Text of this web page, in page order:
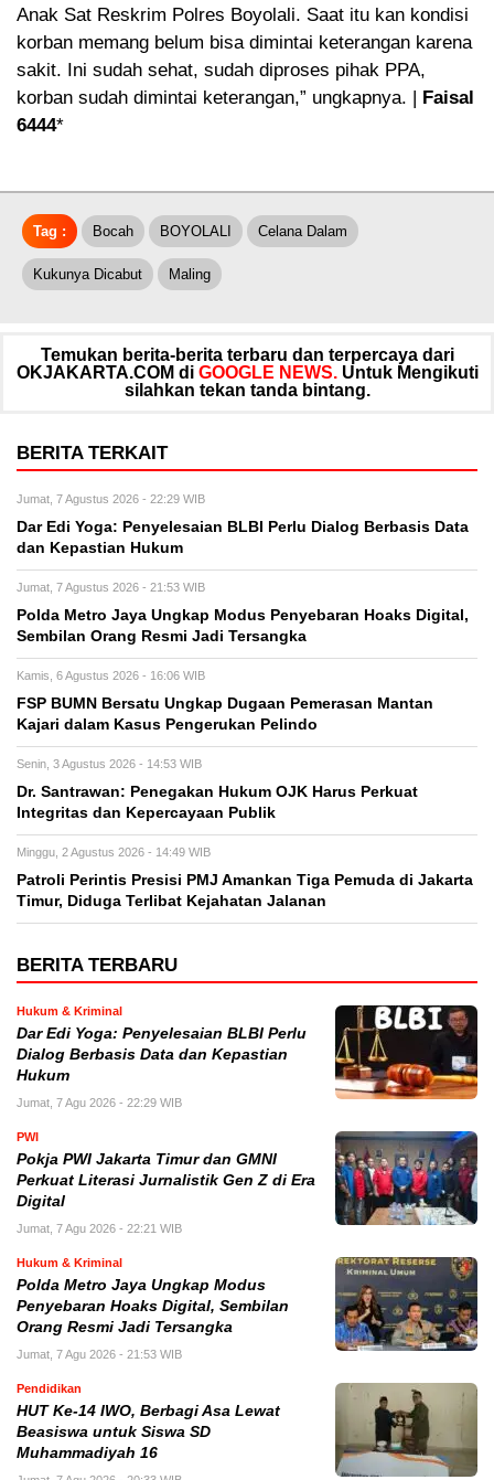
Anak Sat Reskrim Polres Boyolali. Saat itu kan kondisi
korban memang belum bisa dimintai keterangan karena
sakit. Ini sudah sehat, sudah diproses pihak PPA,
korban sudah dimintai keterangan,” ungkapnya. | Faisal
6444*
Tag : Bocah BOYOLALI Celana Dalam
Kukunya Dicabut Maling
Temukan berita-berita terbaru dan terpercaya dari
OKJAKARTA.COM di GOOGLE NEWS. Untuk Mengikuti
silahkan tekan tanda bintang.
BERITA TERKAIT
Jumat, 7 Agustus 2026 - 22:29 WIB
Dar Edi Yoga: Penyelesaian BLBI Perlu Dialog Berbasis Data
dan Kepastian Hukum
Jumat, 7 Agustus 2026 - 21:53 WIB
Polda Metro Jaya Ungkap Modus Penyebaran Hoaks Digital,
Sembilan Orang Resmi Jadi Tersangka
Kamis, 6 Agustus 2026 - 16:06 WIB
FSP BUMN Bersatu Ungkap Dugaan Pemerasan Mantan
Kajari dalam Kasus Pengerukan Pelindo
Senin, 3 Agustus 2026 - 14:53 WIB
Dr. Santrawan: Penegakan Hukum OJK Harus Perkuat
Integritas dan Kepercayaan Publik
Minggu, 2 Agustus 2026 - 14:49 WIB
Patroli Perintis Presisi PMJ Amankan Tiga Pemuda di Jakarta
Timur, Diduga Terlibat Kejahatan Jalanan
BERITA TERBARU
Hukum & Kriminal
Dar Edi Yoga: Penyelesaian BLBI Perlu
Dialog Berbasis Data dan Kepastian
Hukum
Jumat, 7 Agu 2026 - 22:29 WIB
PWI
Pokja PWI Jakarta Timur dan GMNI
Perkuat Literasi Jurnalistik Gen Z di Era
Digital
Jumat, 7 Agu 2026 - 22:21 WIB
Hukum & Kriminal
Polda Metro Jaya Ungkap Modus
Penyebaran Hoaks Digital, Sembilan
Orang Resmi Jadi Tersangka
Jumat, 7 Agu 2026 - 21:53 WIB
Pendidikan
HUT Ke-14 IWO, Berbagi Asa Lewat
Beasiswa untuk Siswa SD
Muhammadiyah 16